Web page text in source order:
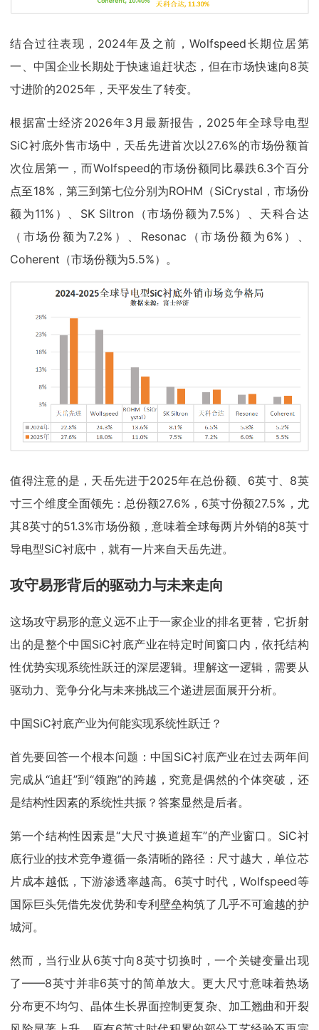
结合过往表现，2024年及之前，Wolfspeed长期位居第
一、中国企业长期处于快速追赶状态，但在市场快速向8英
寸进阶的2025年，天平发生了转变。
根据富士经济2026年3月最新报告，2025年全球导电型
SiC衬底外售市场中，天岳先进首次以27.6%的市场份额首
次位居第一，而Wolfspeed的市场份额同比暴跌6.3个百分
点至18%，第三到第七位分别为ROHM（SiCrystal，市场份
额为11%）、SK Siltron（市场份额为7.5%）、天科合达
（市场份额为7.2%）、Resonac（市场份额为6%）、
Coherent（市场份额为5.5%）。
值得注意的是，天岳先进于2025年在总份额、6英寸、8英
寸三个维度全面领先：总份额27.6%，6英寸份额27.5%，尤
其8英寸的51.3%市场份额，意味着全球每两片外销的8英寸
导电型SiC衬底中，就有一片来自天岳先进。
攻守易形背后的驱动力与未来走向
这场攻守易形的意义远不止于一家企业的排名更替，它折射
出的是整个中国SiC衬底产业在特定时间窗口内，依托结构
性优势实现系统性跃迁的深层逻辑。理解这一逻辑，需要从
驱动力、竞争分化与未来挑战三个递进层面展开分析。
中国SiC衬底产业为何能实现系统性跃迁？
首先要回答一个根本问题：中国SiC衬底产业在过去两年间
完成从“追赶”到“领跑”的跨越，究竟是偶然的个体突破，还
是结构性因素的系统性共振？答案显然是后者。
第一个结构性因素是“大尺寸换道超车”的产业窗口。SiC衬
底行业的技术竞争遵循一条清晰的路径：尺寸越大，单位芯
片成本越低，下游渗透率越高。6英寸时代，Wolfspeed等
国际巨头凭借先发优势和专利壁垒构筑了几乎不可逾越的护
城河。
然而，当行业从6英寸向8英寸切换时，一个关键变量出现
了——8英寸并非6英寸的简单放大。更大尺寸意味着热场
分布更不均匀、晶体生长界面控制更复杂、加工翘曲和开裂